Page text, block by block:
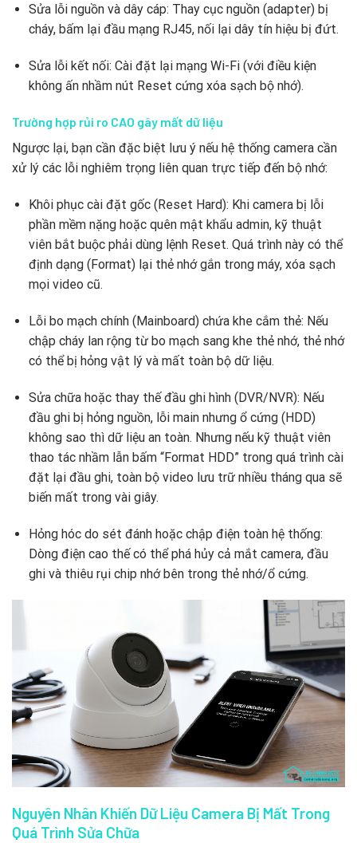
Sửa lỗi nguồn và dây cáp: Thay cục nguồn (adapter) bị
cháy, bấm lại đầu mạng RJ45, nối lại dây tín hiệu bị đứt.
Sửa lỗi kết nối: Cài đặt lại mạng Wi-Fi (với điều kiện
không ấn nhầm nút Reset cứng xóa sạch bộ nhớ).
Trường hợp rủi ro CAO gây mất dữ liệu
Ngược lại, bạn cần đặc biệt lưu ý nếu hệ thống camera cần
xử lý các lỗi nghiêm trọng liên quan trực tiếp đến bộ nhớ:
Khôi phục cài đặt gốc (Reset Hard): Khi camera bị lỗi
phần mềm nặng hoặc quên mật khẩu admin, kỹ thuật
viên bắt buộc phải dùng lệnh Reset. Quá trình này có thể
định dạng (Format) lại thẻ nhớ gắn trong máy, xóa sạch
mọi video cũ.
Lỗi bo mạch chính (Mainboard) chứa khe cắm thẻ: Nếu
chập cháy lan rộng từ bo mạch sang khe thẻ nhớ, thẻ nhớ
có thể bị hỏng vật lý và mất toàn bộ dữ liệu.
Sửa chữa hoặc thay thế đầu ghi hình (DVR/NVR): Nếu
đầu ghi bị hỏng nguồn, lỗi main nhưng ổ cứng (HDD)
không sao thì dữ liệu an toàn. Nhưng nếu kỹ thuật viên
thao tác nhầm lẫn bấm “Format HDD” trong quá trình cài
đặt lại đầu ghi, toàn bộ video lưu trữ nhiều tháng qua sẽ
biến mất trong vài giây.
Hỏng hóc do sét đánh hoặc chập điện toàn hệ thống:
Dòng điện cao thế có thể phá hủy cả mắt camera, đầu
ghi và thiêu rụi chip nhớ bên trong thẻ nhớ/ổ cứng.
Nguyên Nhân Khiến Dữ Liệu Camera Bị Mất Trong
Quá Trình Sửa Chữa